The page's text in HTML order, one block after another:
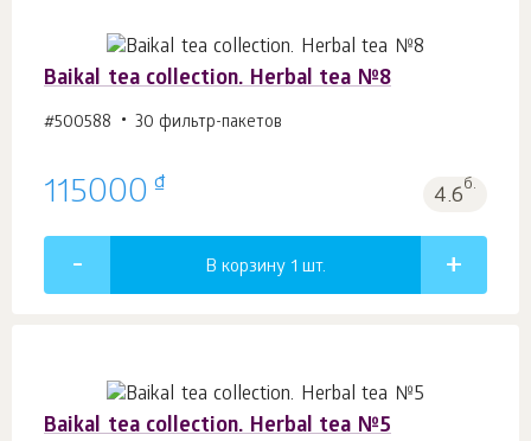
Baikal tea collection. Herbal tea №8
#500588 30 фильтр-пакетов
115000 ₫ 4.6б.
В корзину 1 шт.
Baikal tea collection. Herbal tea №5